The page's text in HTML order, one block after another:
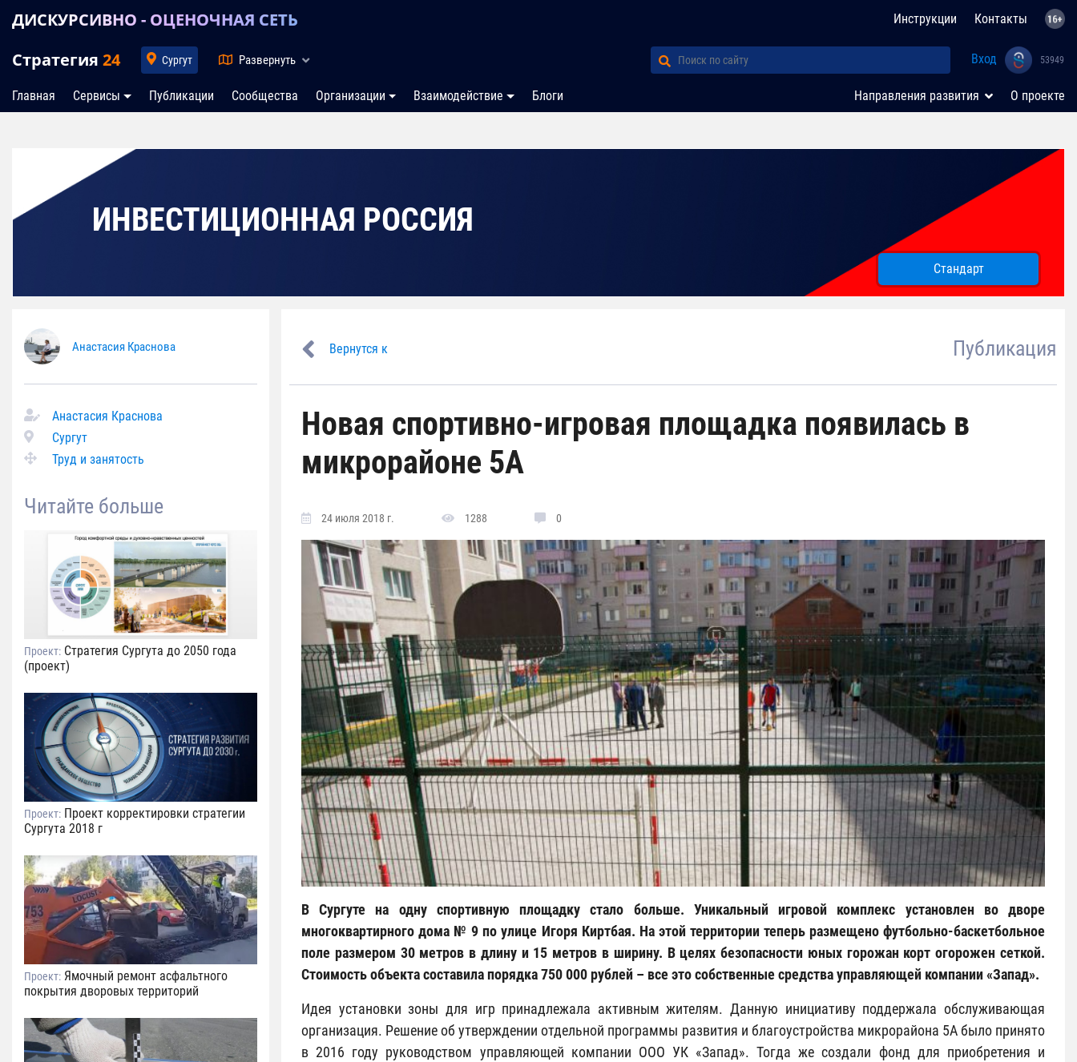
ДИСКУРСИВНО - ОЦЕНОЧНАЯ СЕТЬ Инструкции Контакты
Стратегия 24 Сургут Развернуть Вход 53949
Главная Сервисы Публикации Сообщества Организации Взаимодействие Блоги Направления развития О проекте
ИНВЕСТИЦИОННАЯ РОССИЯ
Стандарт
Анастасия Краснова
Анастасия Краснова
Сургут
Труд и занятость
Читайте больше
Проект: Стратегия Сургута до 2050 года
(проект)
Проект: Проект корректировки стратегии
Сургута 2018 г
Проект: Ямочный ремонт асфальтного
покрытия дворовых территорий
Вернутся к Публикация
Новая спортивно-игровая площадка появилась в
микрорайоне 5А
24 июля 2018 г. 1288 0
В Сургуте на одну спортивную площадку стало больше. Уникальный игровой комплекс установлен во дворе
многоквартирного дома № 9 по улице Игоря Киртбая. На этой территории теперь размещено футбольно-баскетбольное
поле размером 30 метров в длину и 15 метров в ширину. В целях безопасности юных горожан корт огорожен сеткой.
Стоимость объекта составила порядка 750 000 рублей – все это собственные средства управляющей компании «Запад».
Идея установки зоны для игр принадлежала активным жителям. Данную инициативу поддержала обслуживающая
организация. Решение об утверждении отдельной программы развития и благоустройства микрорайона 5А было принято
в 2016 году руководством управляющей компании ООО УК «Запад». Тогда же создали фонд для приобретения и